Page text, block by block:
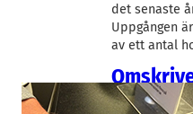
det senaste
Uppgången
av ett antal
ner